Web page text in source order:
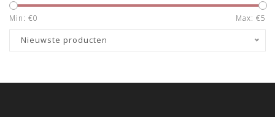
Min: €0 Max: €5
Nieuwste producten